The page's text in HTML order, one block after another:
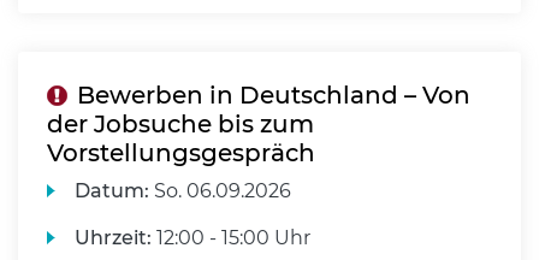
Bewerben in Deutschland – Von
der Jobsuche bis zum
Vorstellungsgespräch
Datum: So. 06.09.2026
Uhrzeit: 12:00 - 15:00 Uhr